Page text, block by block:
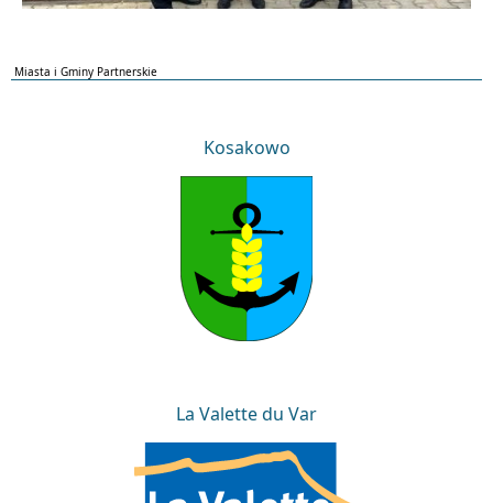
Miasta i Gminy Partnerskie
Kosakowo
La Valette du Var